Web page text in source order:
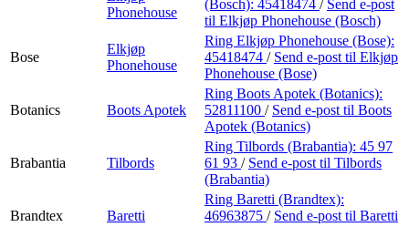
Phonehouse
(Bosch): 45418474 / Send e-post
til Elkjøp Phonehouse (Bosch)
Bose
Elkjøp
Phonehouse
Ring Elkjøp Phonehouse (Bose):
45418474 / Send e-post til Elkjøp
Phonehouse (Bose)
Botanics Boots Apotek
Ring Boots Apotek (Botanics):
52811100 / Send e-post til Boots
Apotek (Botanics)
Brabantia Tilbords
Ring Tilbords (Brabantia): 45 97
61 93 / Send e-post til Tilbords
(Brabantia)
Brandtex Baretti
Ring Baretti (Brandtex):
46963875 / Send e-post til Baretti